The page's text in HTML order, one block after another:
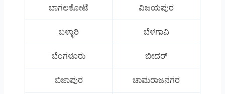
ಬಾಗಲಕೋಟೆ ವಿಜಯಪುರ
ಬಳ್ಳಾರಿ ಬೆಳಗಾವಿ
ಬೆಂಗಳೂರು ಬೀದರ್
ಬಿಜಾಪುರ ಚಾಮರಾಜನಗರ